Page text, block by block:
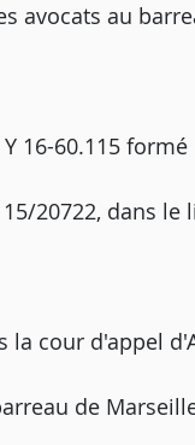
avocats au
16-60.115
20722, dans le
la cour d'appel
de